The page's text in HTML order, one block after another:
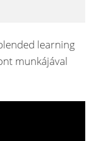
learning
munkájával